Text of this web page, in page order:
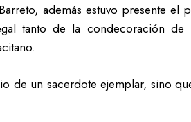
además estuvo presente el
tanto de la condecoración
un sacerdote ejemplar, sino